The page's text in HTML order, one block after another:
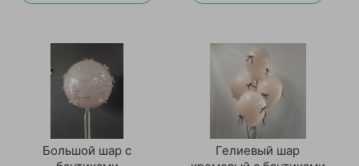
Большой шар с
Гелиевый шар